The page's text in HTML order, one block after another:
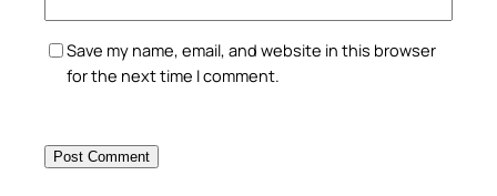
Save my name, email, and website in this browser
for the next time I comment.